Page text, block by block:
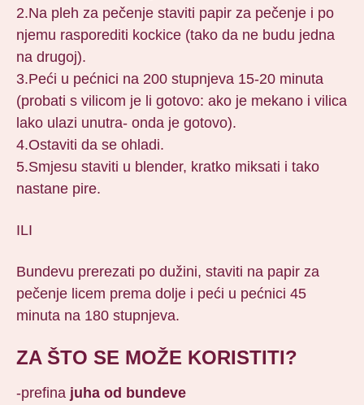
2.Na pleh za pečenje staviti papir za pečenje i po
njemu rasporediti kockice (tako da ne budu jedna
na drugoj).
3.Peći u pećnici na 200 stupnjeva 15-20 minuta
(probati s vilicom je li gotovo: ako je mekano i vilica
lako ulazi unutra- onda je gotovo).
4.Ostaviti da se ohladi.
5.Smjesu staviti u blender, kratko miksati i tako
nastane pire.
ILI
Bundevu prerezati po dužini, staviti na papir za
pečenje licem prema dolje i peći u pećnici 45
minuta na 180 stupnjeva.
ZA ŠTO SE MOŽE KORISTITI?
-prefina juha od bundeve